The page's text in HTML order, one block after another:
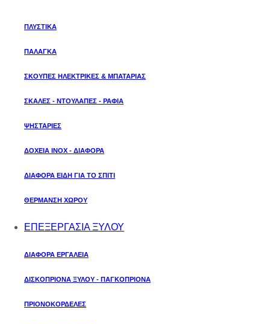
ΠΛΥΣΤΙΚΑ
ΠΑΛΑΓΚΑ
ΣΚΟΥΠΕΣ ΗΛΕΚΤΡΙΚΕΣ & ΜΠΑΤΑΡΙΑΣ
ΣΚΑΛΕΣ - ΝΤΟΥΛΑΠΕΣ - ΡΑΦΙΑ
ΨΗΣΤΑΡΙΕΣ
ΔΟΧΕΙΑ ΙΝΟΧ - ΔΙΑΦΟΡΑ
ΔΙΑΦΟΡΑ ΕΙΔΗ ΓΙΑ ΤΟ ΣΠΙΤΙ
ΘΕΡΜΑΝΣΗ ΧΩΡΟΥ
ΕΠΕΞΕΡΓΑΣΙΑ ΞΥΛΟΥ
ΔΙΑΦΟΡΑ ΕΡΓΑΛΕΙΑ
ΔΙΣΚΟΠΡΙΟΝΑ ΞΥΛΟΥ - ΠΑΓΚΟΠΡΙΟΝΑ
ΠΡΙΟΝΟΚΟΡΔΕΛΕΣ